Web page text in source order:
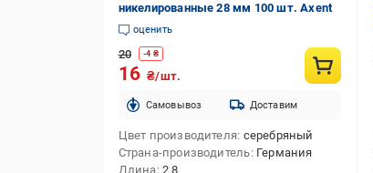
никелированные 28 мм 100 шт. Axent
оценить
20 -4 ₴
16 ₴/шт.
Cамовывоз Доставим
Цвет производителя серебряный
Страна-производитель Германия
Длина 2.8